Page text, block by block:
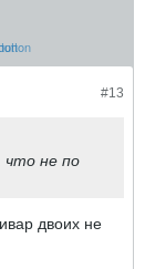
#13
что не по
двоих не